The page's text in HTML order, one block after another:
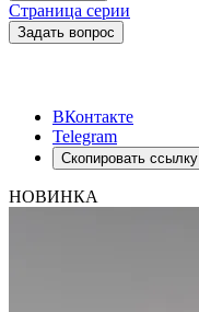
Страница серии
Задать вопрос
ВКонтакте
Telegram
Скопировать ссылку
НОВИНКА